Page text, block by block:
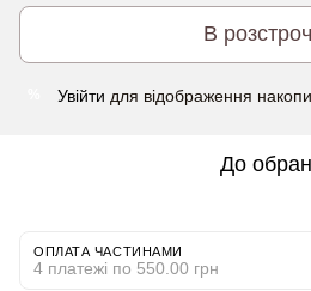
В
Увійти для відображення
До
ОПЛАТА ЧАСТИНАМИ
4 платежі по 550.00 грн